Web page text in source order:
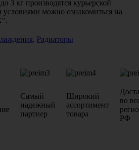
3 кг производятся курьерской
можно ознакомиться на
, Радиаторы
Самый
надежный
партнер
Широкий
ассортимент
товара
во
РФ